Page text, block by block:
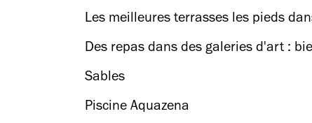
Les meilleures terrasses les pieds
Des repas dans des galeries d'art :
Sables
Piscine Aquazena